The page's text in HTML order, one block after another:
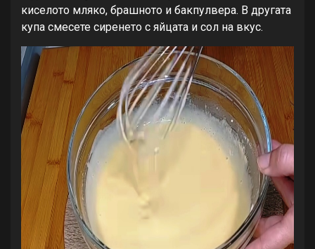
киселото мляко, брашното и бакпулвера. В другата
купа смесете сиренето с яйцата и сол на вкус.